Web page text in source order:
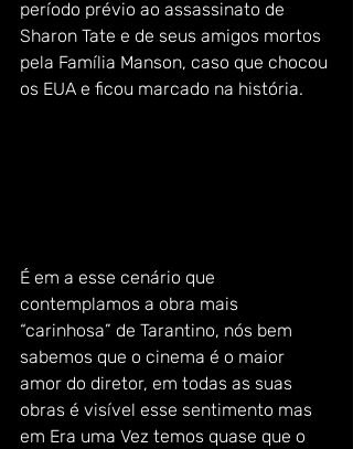
período prévio ao assassinato de
Sharon Tate e de seus amigos mortos
pela Família Manson, caso que chocou
os EUA e ficou marcado na história.
É em a esse cenário que
contemplamos a obra mais
“carinhosa” de Tarantino, nós bem
sabemos que o cinema é o maior
amor do diretor, em todas as suas
obras é visível esse sentimento mas
em Era uma Vez temos quase que o